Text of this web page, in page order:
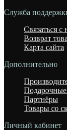
Служба
Связаться с
Возврат
Карта сайта
Дополнительно
Партнёры
Товары со
Личный кабинет